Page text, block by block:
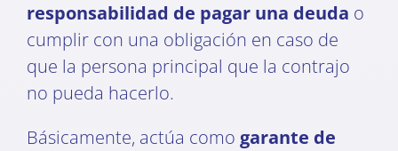
responsabilidad de pagar una deuda o
cumplir con una obligación en caso de
que la persona principal que la contrajo
no pueda hacerlo.
Básicamente, actúa como garante de